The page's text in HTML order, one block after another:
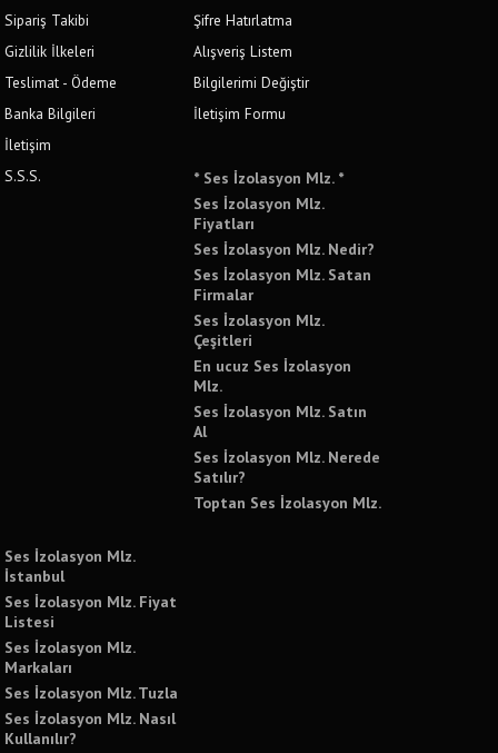
Sipariş Takibi
Gizlilik İlkeleri
Teslimat - Ödeme
Banka Bilgileri
İletişim
S.S.S.
Şifre Hatırlatma
Alışveriş Listem
Bilgilerimi Değiştir
İletişim Formu
* Ses İzolasyon Mlz. *
Ses İzolasyon Mlz.
Fiyatları
Ses İzolasyon Mlz. Nedir?
Ses İzolasyon Mlz. Satan
Firmalar
Ses İzolasyon Mlz.
Çeşitleri
En ucuz Ses İzolasyon
Mlz.
Ses İzolasyon Mlz. Satın
Al
Ses İzolasyon Mlz. Nerede
Satılır?
Toptan Ses İzolasyon Mlz.
Ses İzolasyon Mlz.
İstanbul
Ses İzolasyon Mlz. Fiyat
Listesi
Ses İzolasyon Mlz.
Markaları
Ses İzolasyon Mlz. Tuzla
Ses İzolasyon Mlz. Nasıl
Kullanılır?